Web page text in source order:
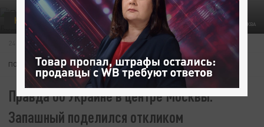
ФОТО: КИСЕЛЕВ СЕРГЕЙ/АГН МОСКВА
КУЛЬТУРА ОБЩЕСТВО
24 НОЯБРЯ 17:55
ПОДПИШИТЕСЬ:
Правда об Украине в центре Москвы.
Запашный поделился откликом